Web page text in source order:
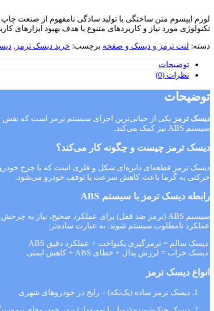
لورم ایپسوم متن ساختگی با تولید سادگی نامفهوم از صنعت
تکنولوژی مورد نیاز و کاربردهای متنوع با هدف بهبود ابزارهای
دسته: لنت ترمز و دیسک و صفحه برچسب: خرید دیسک ترمز ,
توضیحات
نظرات (0)
توضیحات
دیسک ترمز یکی از حیاتی‌ترین اجزای سیستم ترمز است که نقش
سیستم ABS نیز کمک می‌کند.
دیسک ترمز چیست و چگونه کار می‌کند؟
دیسک ترمز قطعه‌ای دایره‌ای شکل و فلزی است که با چرخ خودرو
حرکتی به گرما باعث کاهش سرعت یا توقف خودرو می‌شود.
رابطه دیسک ترمز با سیستم ABS
عملکرد نامطلوب سیستم شوند. به عبارت ساده‌تر:
دیسک سالم = ترمزگیری یکنواخت + عملکرد دقیق ABS
دیسک خراب = لرزش پدال + خطای ABS + کاهش ایمنی
انواع دیسک ترمز
دیسک ترمز ساده (یک‌تکه) – رایج در خودروهای شهری